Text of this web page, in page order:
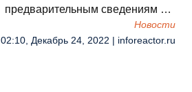
предварительным сведениям …
Новости
02:10, Декабрь 24, 2022 | inforeactor.ru